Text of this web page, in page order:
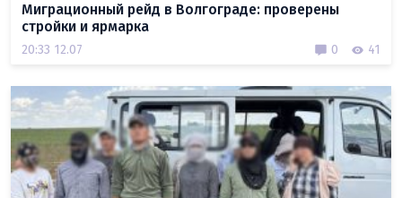
Миграционный рейд в Волгограде: проверены
стройки и ярмарка
20:33 12.07 0 41